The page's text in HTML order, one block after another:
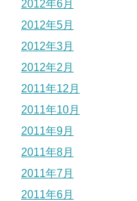
2012年6月
2012年5月
2012年3月
2012年2月
2011年12月
2011年10月
2011年9月
2011年8月
2011年7月
2011年6月